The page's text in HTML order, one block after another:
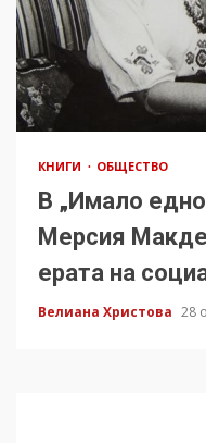
КНИГИ ОБЩЕСТВО
В „Имало
Мерсия
ерата на
Велиана Христова 28